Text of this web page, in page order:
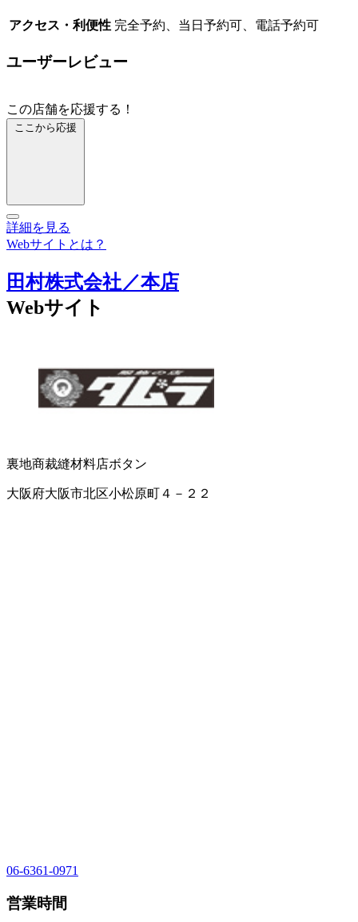
アクセス・利便性 完全予約、当日予約可、電話予約可
ユーザーレビュー
この店舗を応援する！
ここから応援
詳細を見る
Webサイトとは？
田村株式会社／本店
Webサイト
裏地商裁縫材料店ボタン
大阪府大阪市北区小松原町４－２２
06-6361-0971
営業時間